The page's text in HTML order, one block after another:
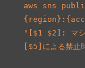
aws sns
"[$1 $2]: マシ
[$5]による禁止